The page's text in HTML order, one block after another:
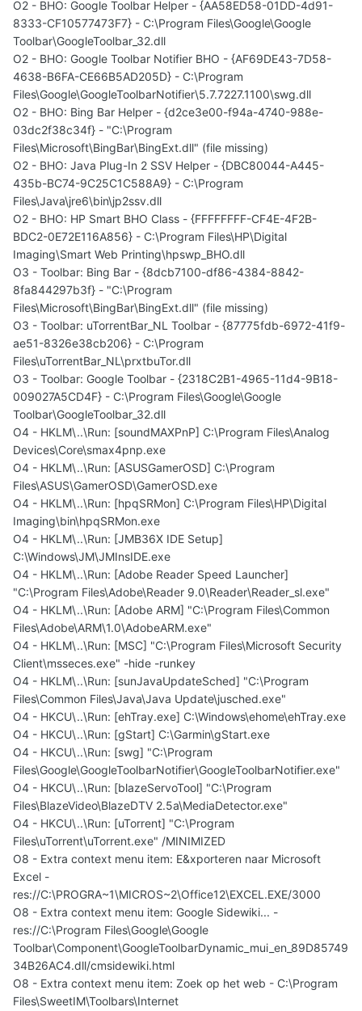
O2 - BHO: Google Toolbar Helper - {AA58ED58-01DD-4d91-
8333-CF10577473F7} - C:\Program Files\Google\Google
Toolbar\GoogleToolbar_32.dll
O2 - BHO: Google Toolbar Notifier BHO - {AF69DE43-7D58-
4638-B6FA-CE66B5AD205D} - C:\Program
Files\Google\GoogleToolbarNotifier\5.7.7227.1100\swg.dll
O2 - BHO: Bing Bar Helper - {d2ce3e00-f94a-4740-988e-
03dc2f38c34f} - "C:\Program
Files\Microsoft\BingBar\BingExt.dll" (file missing)
O2 - BHO: Java Plug-In 2 SSV Helper - {DBC80044-A445-
435b-BC74-9C25C1C588A9} - C:\Program
Files\Java\jre6\bin\jp2ssv.dll
O2 - BHO: HP Smart BHO Class - {FFFFFFFF-CF4E-4F2B-
BDC2-0E72E116A856} - C:\Program Files\HP\Digital
Imaging\Smart Web Printing\hpswp_BHO.dll
O3 - Toolbar: Bing Bar - {8dcb7100-df86-4384-8842-
8fa844297b3f} - "C:\Program
Files\Microsoft\BingBar\BingExt.dll" (file missing)
O3 - Toolbar: uTorrentBar_NL Toolbar - {87775fdb-6972-41f9-
ae51-8326e38cb206} - C:\Program
Files\uTorrentBar_NL\prxtbuTor.dll
O3 - Toolbar: Google Toolbar - {2318C2B1-4965-11d4-9B18-
009027A5CD4F} - C:\Program Files\Google\Google
Toolbar\GoogleToolbar_32.dll
O4 - HKLM\..\Run: [soundMAXPnP] C:\Program Files\Analog
Devices\Core\smax4pnp.exe
O4 - HKLM\..\Run: [ASUSGamerOSD] C:\Program
Files\ASUS\GamerOSD\GamerOSD.exe
O4 - HKLM\..\Run: [hpqSRMon] C:\Program Files\HP\Digital
Imaging\bin\hpqSRMon.exe
O4 - HKLM\..\Run: [JMB36X IDE Setup]
C:\Windows\JM\JMInsIDE.exe
O4 - HKLM\..\Run: [Adobe Reader Speed Launcher]
"C:\Program Files\Adobe\Reader 9.0\Reader\Reader_sl.exe"
O4 - HKLM\..\Run: [Adobe ARM] "C:\Program Files\Common
Files\Adobe\ARM\1.0\AdobeARM.exe"
O4 - HKLM\..\Run: [MSC] "C:\Program Files\Microsoft Security
Client\msseces.exe" -hide -runkey
O4 - HKLM\..\Run: [sunJavaUpdateSched] "C:\Program
Files\Common Files\Java\Java Update\jusched.exe"
O4 - HKCU\..\Run: [ehTray.exe] C:\Windows\ehome\ehTray.exe
O4 - HKCU\..\Run: [gStart] C:\Garmin\gStart.exe
O4 - HKCU\..\Run: [swg] "C:\Program
Files\Google\GoogleToolbarNotifier\GoogleToolbarNotifier.exe"
O4 - HKCU\..\Run: [blazeServoTool] "C:\Program
Files\BlazeVideo\BlazeDTV 2.5a\MediaDetector.exe"
O4 - HKCU\..\Run: [uTorrent] "C:\Program
Files\uTorrent\uTorrent.exe" /MINIMIZED
O8 - Extra context menu item: E&xporteren naar Microsoft
Excel -
res://C:\PROGRA~1\MICROS~2\Office12\EXCEL.EXE/3000
O8 - Extra context menu item: Google Sidewiki... -
res://C:\Program Files\Google\Google
Toolbar\Component\GoogleToolbarDynamic_mui_en_89D85749
34B26AC4.dll/cmsidewiki.html
O8 - Extra context menu item: Zoek op het web - C:\Program
Files\SweetIM\Toolbars\Internet